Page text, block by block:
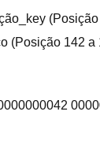
(Posição 142